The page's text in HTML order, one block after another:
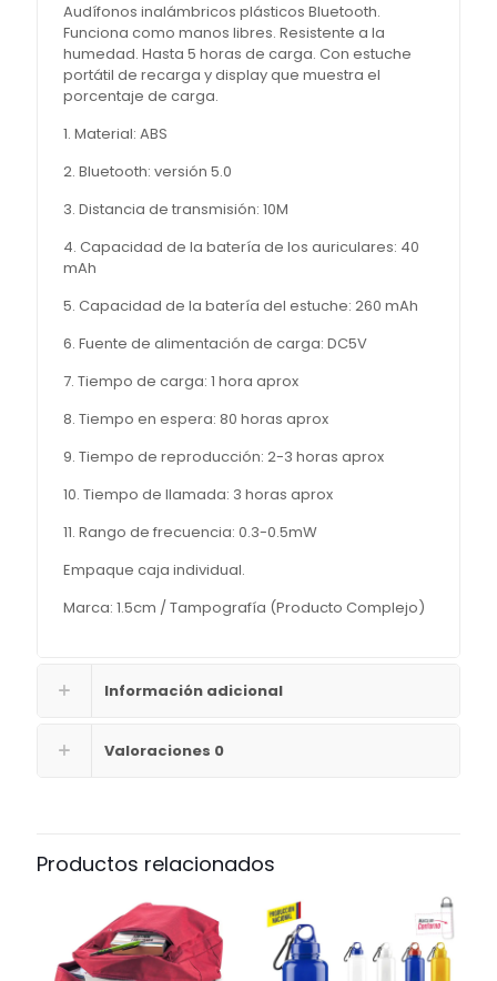
Audífonos inalámbricos plásticos Bluetooth.
Funciona como manos libres. Resistente a la
humedad. Hasta 5 horas de carga. Con estuche
portátil de recarga y display que muestra el
porcentaje de carga.
1. Material: ABS
2. Bluetooth: versión 5.0
3. Distancia de transmisión: 10M
4. Capacidad de la batería de los auriculares: 40
mAh
5. Capacidad de la batería del estuche: 260 mAh
6. Fuente de alimentación de carga: DC5V
7. Tiempo de carga: 1 hora aprox
8. Tiempo en espera: 80 horas aprox
9. Tiempo de reproducción: 2-3 horas aprox
10. Tiempo de llamada: 3 horas aprox
11. Rango de frecuencia: 0.3-0.5mW
Empaque caja individual.
Marca: 1.5cm / Tampografía (Producto Complejo)
Información adicional
Valoraciones 0
Productos relacionados